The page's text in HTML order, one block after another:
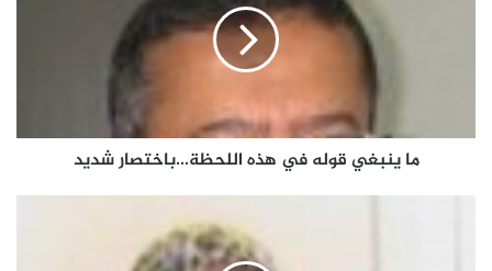
ما ينبغي قوله في هذه اللحظة...باختصار شديد